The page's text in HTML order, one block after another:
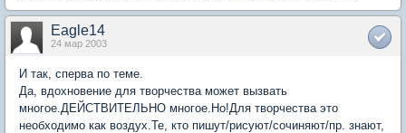
Eagle14
24 мар 2003
И так, сперва по теме.
Да, вдохновение для творчества может вызвать
многое.ДЕЙСТВИТЕЛЬНО многое.Но!Для творчества это
необходимо как воздух.Те, кто пишут/рисуют/сочиняют/пр. знают,